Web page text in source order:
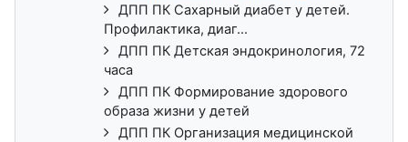
ДПП ПК Сахарный диабет у детей.
Профилактика, диаг...
ДПП ПК Детская эндокринология, 72
часа
ДПП ПК Формирование здорового
образа жизни у детей
ДПП ПК Организация медицинской